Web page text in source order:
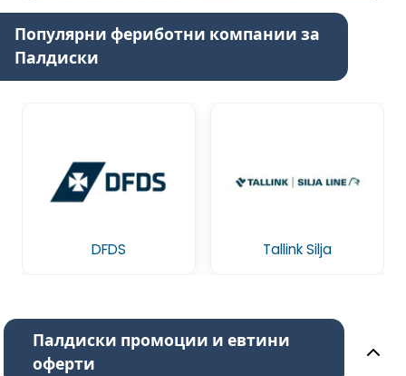
Популярни фериботни компании за
Палдиски
DFDS Tallink Silja
Палдиски промоции и евтини
оферти